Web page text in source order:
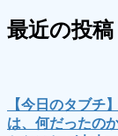
最近の投稿
【今日のタブチ
は、何だったの